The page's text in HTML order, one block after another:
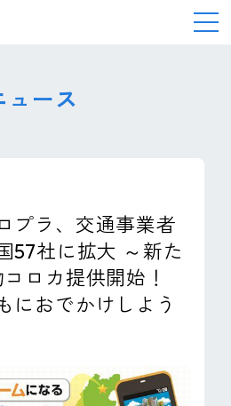
ュース
プラ、交通事業者
57社に拡大 ～新た
ロカ提供開始！
におでかけしよう